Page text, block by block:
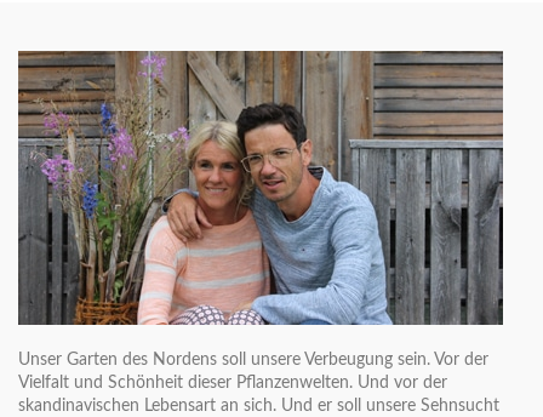
Unser Garten des Nordens soll unsere Verbeugung sein. Vor der
Vielfalt und Schönheit dieser Pflanzenwelten. Und vor der
skandinavischen Lebensart an sich. Und er soll unsere Sehnsucht